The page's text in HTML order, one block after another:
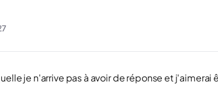
je n'arrive pas à avoir de réponse et j'aimerai